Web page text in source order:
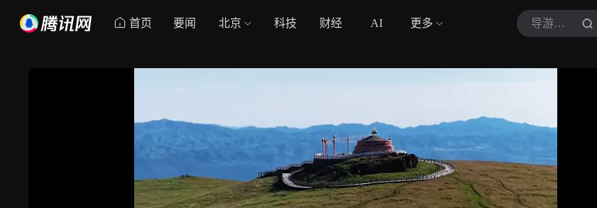
首页 要闻 北京 科技 财经 AI 更多 导游小希